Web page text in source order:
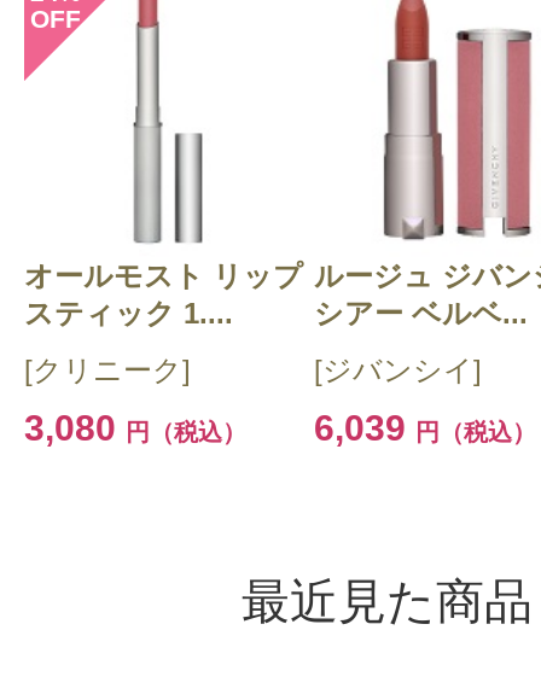
OFF
オールモスト リップ
スティック 1....
[クリニーク]
3,080 円（税込）
ルージュ ジバン
シアー ベルベ...
[ジバンシイ]
6,039 円（税込）
最近見た商品